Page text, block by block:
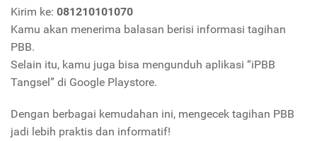
Kirim ke: 081210101070
Kamu akan menerima balasan berisi informasi tagihan
PBB.
Selain itu, kamu juga bisa mengunduh aplikasi “iPBB
Tangsel” di Google Playstore.
Dengan berbagai kemudahan ini, mengecek tagihan PBB
jadi lebih praktis dan informatif!